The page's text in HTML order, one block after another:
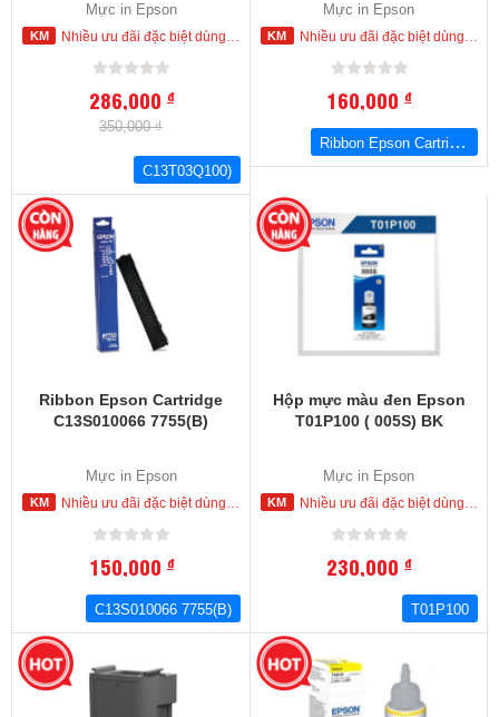
L1455, M3170
Mực in Epson
Nhiều ưu đãi đặc biệt dùng cho khách hàng đặt mua ngay trong hôm nay
286,000đ
350,000 ₫
C13T03Q100)
Mực in Epson
Nhiều ưu đãi đặc biệt dùng cho khách hàng đặt mua ngay trong hôm nay
160,000đ
Ribbon Epson Cartridge C13S010068 8758(B)
Ribbon Epson Cartridge
C13S010066 7755(B)
Mực in Epson
Nhiều ưu đãi đặc biệt dùng cho khách hàng đặt mua ngay trong hôm nay
150,000đ
C13S010066 7755(B)
Hộp mực màu đen Epson
T01P100 ( 005S) BK
Mực in Epson
Nhiều ưu đãi đặc biệt dùng cho khách hàng đặt mua ngay trong hôm nay
230,000đ
T01P100